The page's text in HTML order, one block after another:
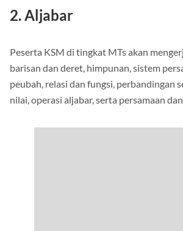
2. Aljabar
Peserta KSM di tingkat MTs akan
barisan dan deret, himpunan, sistem
peubah, relasi dan fungsi, perbandingan
nilai, operasi aljabar, serta persamaan